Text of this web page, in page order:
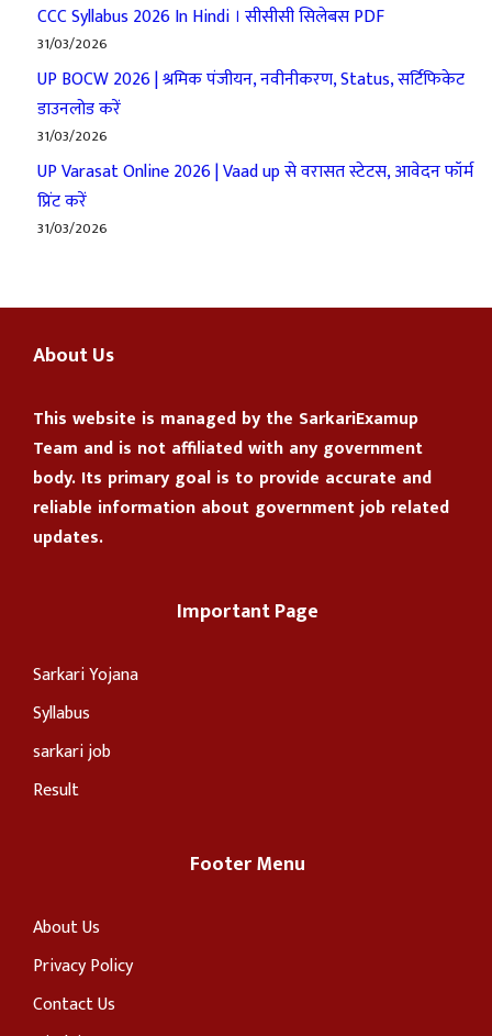
CCC Syllabus 2026 In Hindi । सीसीसी सिलेबस PDF
31/03/2026
UP BOCW 2026 | श्रमिक पंजीयन, नवीनीकरण, Status, सर्टिफिकेट
डाउनलोड करें
31/03/2026
UP Varasat Online 2026 | Vaad up से वरासत स्टेटस, आवेदन फॉर्म
प्रिंट करें
31/03/2026
About Us
This website is managed by the SarkariExamup
Team and is not affiliated with any government
body. Its primary goal is to provide accurate and
reliable information about government job related
updates.
Important Page
Sarkari Yojana
Syllabus
sarkari job
Result
Footer Menu
About Us
Privacy Policy
Contact Us